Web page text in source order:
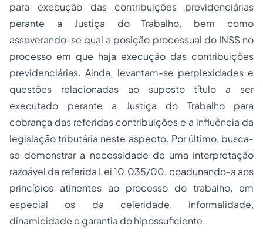
para execução das contribuições previdenciárias
perante a Justiça do Trabalho, bem como
asseverando-se qual a posição processual do INSS no
processo em que haja execução das contribuições
previdenciárias. Ainda, levantam-se perplexidades e
questões relacionadas ao suposto título a ser
executado perante a Justiça do Trabalho para
cobrança das referidas contribuições e a influência da
legislação tributária neste aspecto. Por último, busca-
se demonstrar a necessidade de uma interpretação
razoável da referida Lei 10.035/00, coadunando-a aos
princípios atinentes ao processo do trabalho, em
especial os da celeridade, informalidade,
dinamicidade e garantia do hipossuficiente.